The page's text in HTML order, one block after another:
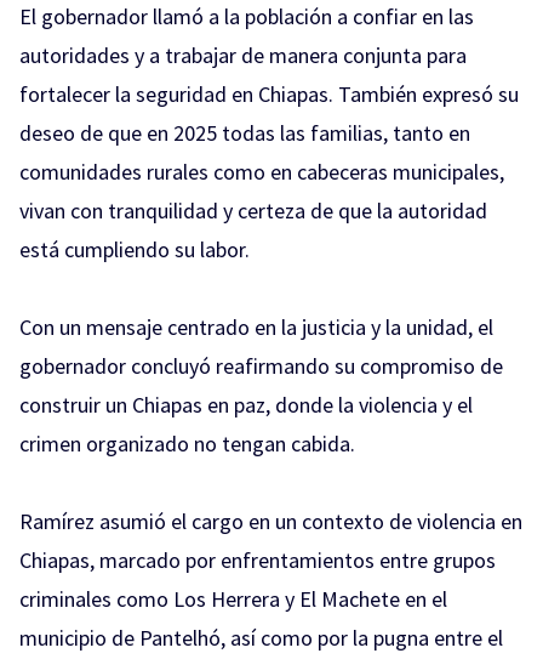
El gobernador llamó a la población a confiar en las
autoridades y a trabajar de manera conjunta para
fortalecer la seguridad en Chiapas. También expresó su
deseo de que en 2025 todas las familias, tanto en
comunidades rurales como en cabeceras municipales,
vivan con tranquilidad y certeza de que la autoridad
está cumpliendo su labor.
Con un mensaje centrado en la justicia y la unidad, el
gobernador concluyó reafirmando su compromiso de
construir un Chiapas en paz, donde la violencia y el
crimen organizado no tengan cabida.
Ramírez asumió el cargo en un contexto de violencia en
Chiapas, marcado por enfrentamientos entre grupos
criminales como Los Herrera y El Machete en el
municipio de Pantelhó, así como por la pugna entre el